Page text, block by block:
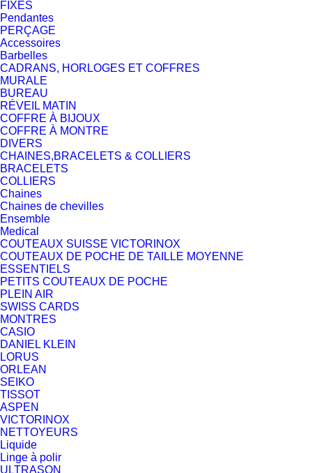
FIXES
Pendantes
PERÇAGE
Accessoires
Barbelles
CADRANS, HORLOGES ET COFFRES
MURALE
BUREAU
RÉVEIL MATIN
COFFRE À BIJOUX
COFFRE À MONTRE
DIVERS
CHAINES,BRACELETS & COLLIERS
BRACELETS
COLLIERS
Chaines
Chaines de chevilles
Ensemble
Medical
COUTEAUX SUISSE VICTORINOX
COUTEAUX DE POCHE DE TAILLE MOYENNE
ESSENTIELS
PETITS COUTEAUX DE POCHE
PLEIN AIR
SWISS CARDS
MONTRES
CASIO
DANIEL KLEIN
LORUS
ORLEAN
SEIKO
TISSOT
ASPEN
VICTORINOX
NETTOYEURS
Liquide
Linge à polir
ULTRASON